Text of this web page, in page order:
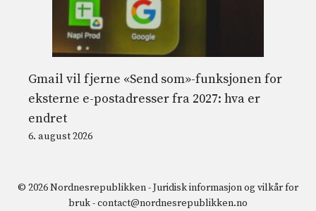
Gmail vil fjerne «Send som»-funksjonen for
eksterne e-postadresser fra 2027: hva er
endret
6. august 2026
© 2026 Nordnesrepublikken -Juridisk informasjon og vilkår for
bruk-contact@nordnesrepublikken.no